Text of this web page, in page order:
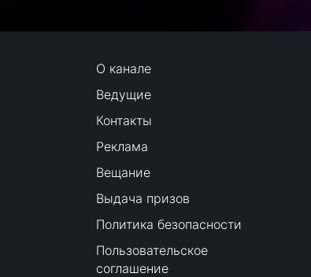
О канале
Ведущие
Контакты
Реклама
Вещание
Выдача призов
Политика безопасности
Пользовательское
соглашение